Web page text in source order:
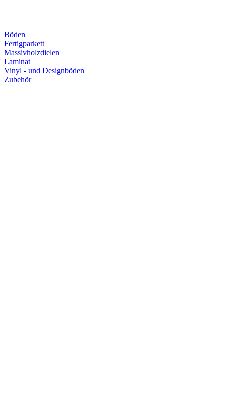
Böden
Fertigparkett
Massivholzdielen
Laminat
Vinyl - und Designböden
Zubehör